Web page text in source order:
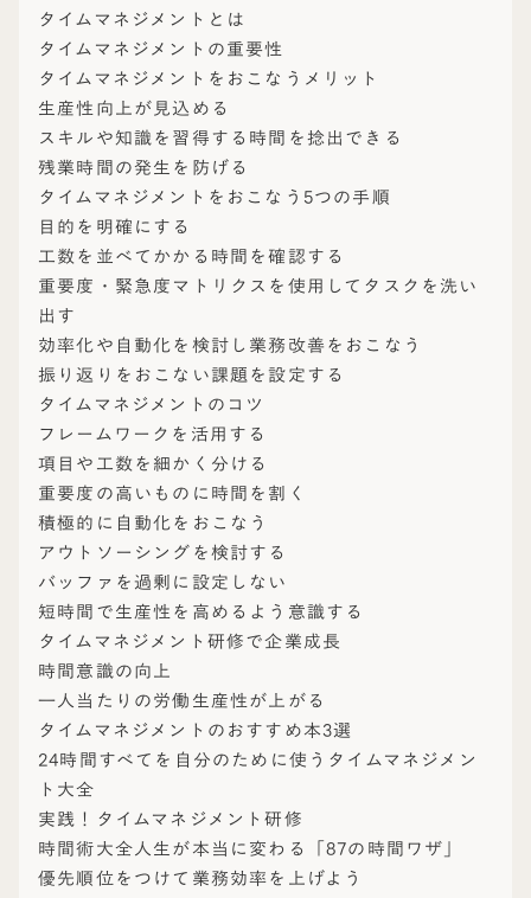
タイムマネジメントとは
タイムマネジメントの重要性
タイムマネジメントをおこなうメリット
生産性向上が見込める
スキルや知識を習得する時間を捻出できる
残業時間の発生を防げる
タイムマネジメントをおこなう5つの手順
目的を明確にする
工数を並べてかかる時間を確認する
重要度・緊急度マトリクスを使用してタスクを洗い
出す
効率化や自動化を検討し業務改善をおこなう
振り返りをおこない課題を設定する
タイムマネジメントのコツ
フレームワークを活用する
項目や工数を細かく分ける
重要度の高いものに時間を割く
積極的に自動化をおこなう
アウトソーシングを検討する
バッファを過剰に設定しない
短時間で生産性を高めるよう意識する
タイムマネジメント研修で企業成長
時間意識の向上
一人当たりの労働生産性が上がる
タイムマネジメントのおすすめ本3選
24時間すべてを自分のために使うタイムマネジメン
ト大全
実践！タイムマネジメント研修
時間術大全人生が本当に変わる「87の時間ワザ」
優先順位をつけて業務効率を上げよう